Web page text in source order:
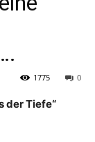
0
1775
der Tiefe“